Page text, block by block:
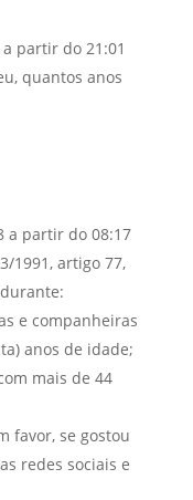
partir do 21:01
quantos anos
a partir do 08:17
1991, artigo 77,
e companheiras
anos de idade;
mais de 44
favor, se gostou
redes sociais e